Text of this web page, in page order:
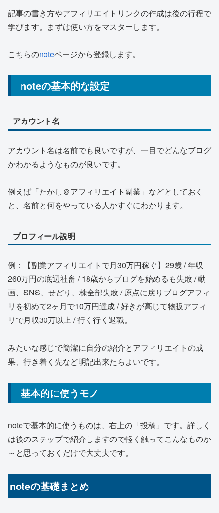
記事の書き方やアフィリエイトリンクの作成は後の行程で
学びます。まずは使い方をマスターします。
こちらのnoteページから登録します。
noteの基本的な設定
アカウント名
アカウント名は名前でも良いですが、一目でどんなブログ
かわかるようなものが良いです。
例えば「たかし＠アフィリエイト副業」などとしておく
と、名前と何をやっている人かすぐにわかります。
プロフィール説明
例：【副業アフィリエイトで月30万円稼ぐ】29歳 / 年収
260万円の底辺社畜 / 18歳からブログを始めるも失敗 / 動
画、SNS、せどり、株全部失敗 / 原点に戻りブログアフィ
リを初めて2ヶ月で10万円達成 / 好きが高じて物販アフィ
リで月収30万以上 / 行く行く退職。
みたいな感じで簡潔に自分の紹介とアフィリエイトの成
果、行き着く先など明記出来たらよいです。
基本的に使うモノ
noteで基本的に使うものは、右上の「投稿」です。詳しく
は後のステップで紹介しますので軽く触ってこんなものか
～と思っておくだけで大丈夫です。
noteの基礎まとめ